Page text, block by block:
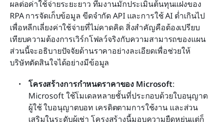
ผลต่อค่าใช้จ่ายระยะยาว ทีมงานมักประเมินต้นทุนแฝงของ
RPA การจัดเก็บข้อมูล ขีดจำกัด API และการใช้ AI ต่ำเกินไป
เพื่อหลีกเลี่ยงค่าใช้จ่ายที่ไม่คาดคิด สิ่งสำคัญคือต้องเปรียบ
เทียบความต้องการเวิร์กโฟลว์จริงกับความสามารถของแผน
ส่วนนี้จะอธิบายปัจจัยด้านราคาอย่างละเอียดเพื่อช่วยให้
บริษัทตัดสินใจได้อย่างมีข้อมูล
โครงสร้างการกำหนดราคาของ Microsoft:
Microsoft ใช้โมเดลหลายชั้นที่ประกอบด้วยใบอนุญาต
ผู้ใช้ ใบอนุญาตบอท เครดิตตามการใช้งาน และส่วน
เสริมในระดับผู้เช่า โครงสร้างนี้มอบความยืดหยุ่นแต่ก็